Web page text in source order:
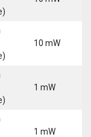
10 mW
1 mW
1 mW